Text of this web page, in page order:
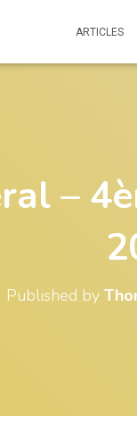
ARTICLES
–
Published by